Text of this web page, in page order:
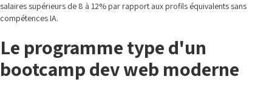
salaires supérieurs de 8 à 12% par rapport aux profils équivalents sans
compétences IA.
Le programme type d'un
bootcamp dev web moderne